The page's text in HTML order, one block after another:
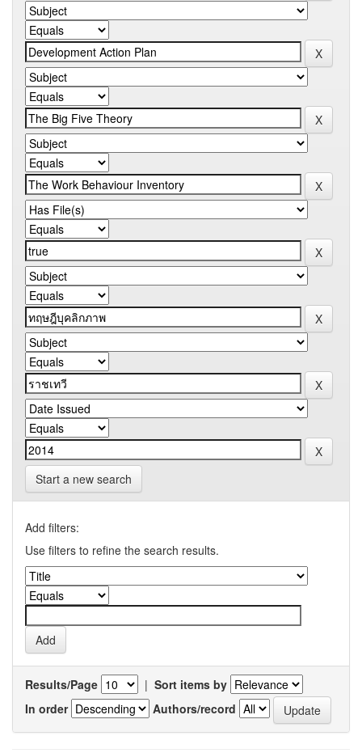
Start a new search
Add filters:
Use filters to refine the search results.
Results/Page | Sort items by
In order
Authors/record